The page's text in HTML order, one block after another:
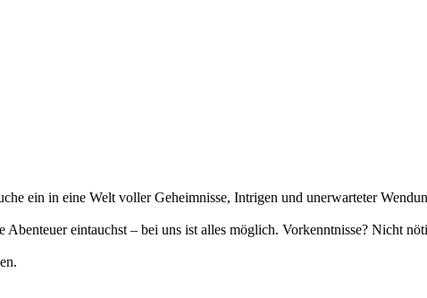
ein in eine Welt voller Geheimnisse, Intrigen und unerwarteter
Abenteuer eintauchst – bei uns ist alles möglich. Vorkenntnisse? Nicht